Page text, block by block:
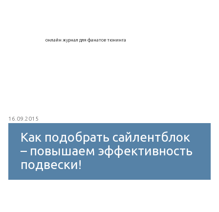
онлайн журнал для фанатов тюнинга
16.09.2015
Как подобрать сайлентблок
– повышаем эффективность
подвески!